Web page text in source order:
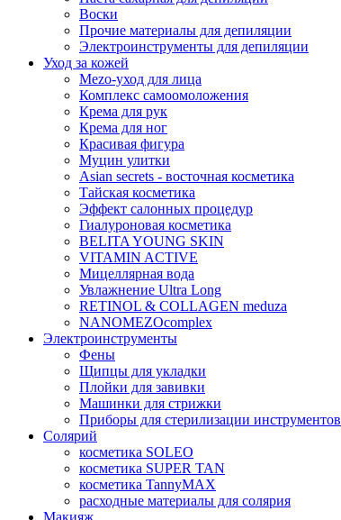
Воски
Прочие материалы для депиляции
Электроинструменты для депиляции
Уход за кожей
Mezo-уход для лица
Комплекс самоомоложения
Крема для рук
Крема для ног
Красивая фигура
Муцин улитки
Asian seсrets - восточная косметика
Тайская косметика
Эффект салонных процедур
Гиалуроновая косметика
BELITA YOUNG SKIN
VITAMIN ACTIVE
Мицеллярная вода
Увлажнение Ultra Long
RETINOL & COLLAGEN meduza
NANOMEZOcomplex
Электроинструменты
Фены
Щипцы для укладки
Плойки для завивки
Машинки для стрижки
Приборы для стерилизации инструментов
Солярий
косметика SOLEO
косметика SUPER TAN
косметика TannyMAX
расходные материалы для солярия